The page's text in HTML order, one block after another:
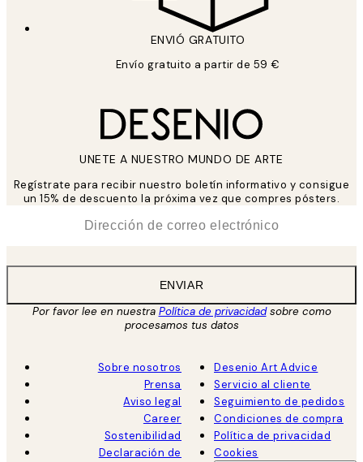
ENVIÓ GRATUITO
Envío gratuito a partir de 59 €
UNETE A NUESTRO MUNDO DE ARTE
Regístrate para recibir nuestro boletín informativo y consigue
un 15% de descuento la próxima vez que compres pósters.
ENVIAR
Por favor lee en nuestra Política de privacidadsobre como
procesamos tus datos
Sobre nosotros
Prensa
Aviso legal
Career
Sostenibilidad
Declaración de
Desenio Art Advice
Servicio al cliente
Seguimiento de pedidos
Condiciones de compra
Política de privacidad
Cookies